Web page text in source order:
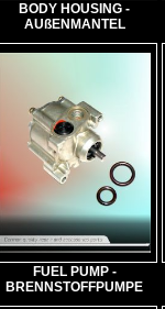
BODY HOUSING -
AUßENMANTEL
FUEL PUMP -
BRENNSTOFFPUMPE